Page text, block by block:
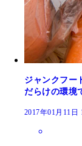
ジャンクフー
だらけの環境
2017年01月11日